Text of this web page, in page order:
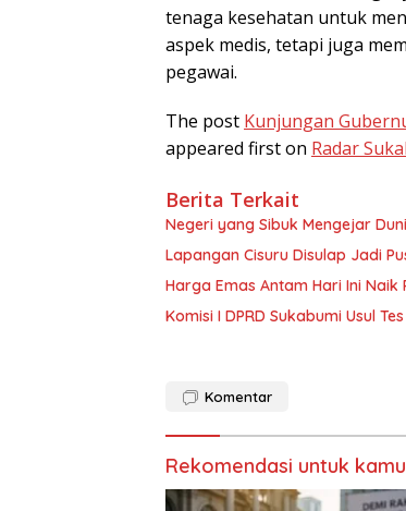
tenaga kesehatan untuk
aspek medis, tetapi juga
pegawai.
The post Kunjungan
appeared first on Radar
Berita Terkait
Negeri yang Sibuk Mengejar
Lapangan Cisuru Disulap Jadi
Harga Emas Antam Hari Ini
Komisi I DPRD Sukabumi Usul
Komentar
Rekomendasi untuk kamu